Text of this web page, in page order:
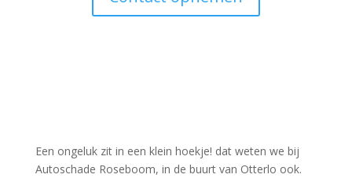
Een ongeluk zit in een klein hoekje! dat weten we bij
Autoschade Roseboom, in de buurt van Otterlo ook.